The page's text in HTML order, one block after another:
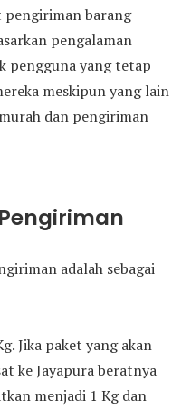
pengiriman barang
pengalaman
pengguna yang tetap
meskipun yang lain
dan pengiriman
adalah sebagai
Jika paket yang akan
ke Jayapura beratnya
menjadi 1 Kg dan